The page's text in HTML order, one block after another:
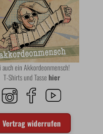
auch ein Akkordeonmensch!
T-Shirts und Tassehier
Vertrag widerrufen